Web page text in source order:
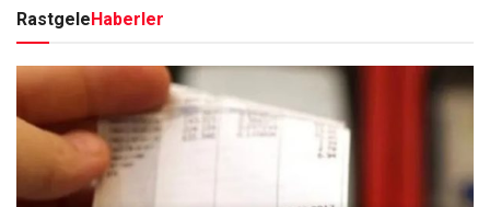
RastgeleHaberler